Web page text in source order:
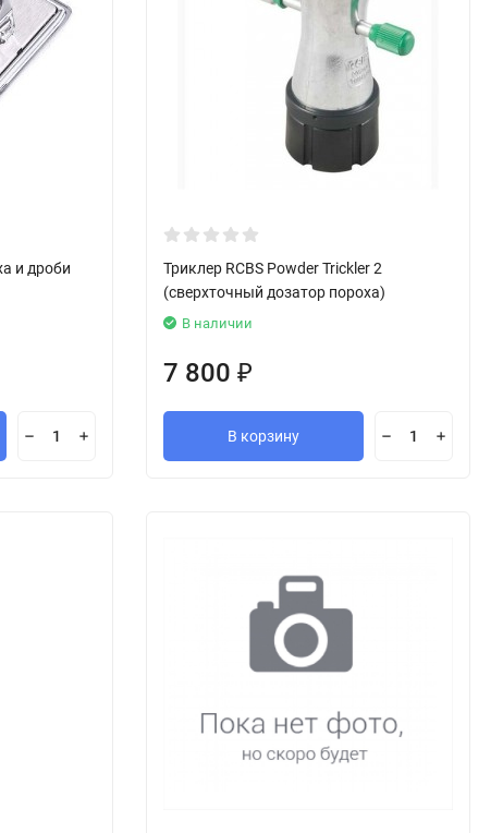
и дроби
Триклер RCBS Powder Trickler 2
(сверхточный дозатор пороха)
В наличии
7 800 ₽
В корзину